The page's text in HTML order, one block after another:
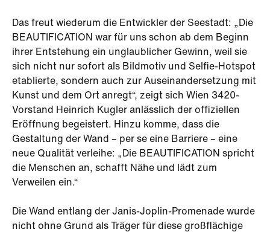
Das freut wiederum die Entwickler der Seestadt: „Die
BEAUTIFICATION war für uns schon ab dem Beginn
ihrer Entstehung ein unglaublicher Gewinn, weil sie
sich nicht nur sofort als Bildmotiv und Selfie-Hotspot
etablierte, sondern auch zur Auseinandersetzung mit
Kunst und dem Ort anregt“, zeigt sich Wien 3420-
Vorstand Heinrich Kugler anlässlich der offiziellen
Eröffnung begeistert. Hinzu komme, dass die
Gestaltung der Wand – per se eine Barriere – eine
neue Qualität verleihe: „Die BEAUTIFICATION spricht
die Menschen an, schafft Nähe und lädt zum
Verweilen ein.“
Die Wand entlang der Janis-Joplin-Promenade wurde
nicht ohne Grund als Träger für diese großflächige